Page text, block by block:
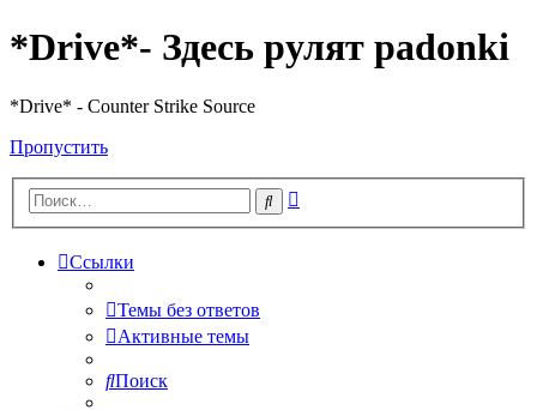
*Drive*- Здесь рулят padonki
*Drive* - Counter Strike Source
Пропустить
Поиск
Ссылки
Темы без ответов
Активные темы
Поиск